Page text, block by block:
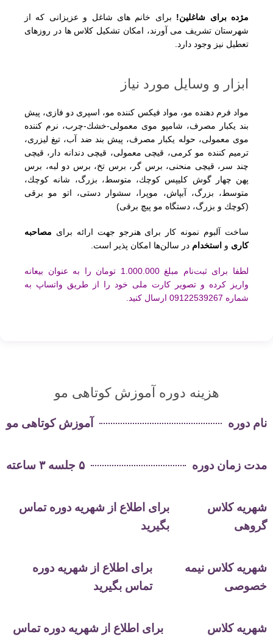
مژده برای شاغلین! برای خانم های شاغل و عزیزانی که از
شهرستان تشریف می آورند، امکان تشکیل کلاس ها در روزهای
تعطیل نیز وجود دارد.
ابزار و وسایل مورد نیاز
مواد فرم دهنده مو، مواد فیكس كننده مو، اسپری دو فازی، پیش
بند یكبار مصرف، شامپو موی معمولی-خشك-چرب، نرم كننده
موی معمولی، حوله یكبار مصرف، پیش بند ضد آب، تیغ لیزری،
ترمیم كننده مو كرمی، قیچی معمولی، قیچی دندانه دار، قیچی
چند سر، قیچی منحنی، برس گر، برس تخ، برس دو لبه، برس
پهن چهار گوش كلیپس كوچك، متوسط، بزرگ، شانه كوچك،
متوسط، بزرگ، آبپاش، موپرا، سشوار دستی، اتو مو برقی
(كوچك و بزرگ، دستگاه مو پیچ برقی)
ساخت آلبوم نمونه کار برای هنرجو جهت ارائه برای مصاحبه
کاری و استخدام در سالن‌ها امکان پذیر است.
لطفا برای ثبت‌نام مبلغ 1.000.000 تومان را به عنوان بیعانه
واریز کرده و تصویر کارت ملی خود را از طریق واتساپ به
شماره 09122539267 ارسال کنید.
هزینه دوره آموزش کوتاهی مو
نام دوره آموزش کوتاهی مو
مدت زمان دوره ۵ جلسه ۳ ساعته
شهریه کلاس
گروهی
برای اطلاع از شهریه دوره تماس
بگیرید
شهریه کلاس نیمه
خصوصی
برای اطلاع از شهریه دوره
تماس بگیرید
شهریه کلاس
برای اطلاع از شهریه دوره تماس